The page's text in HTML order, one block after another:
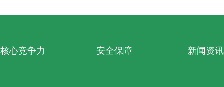
核心竞争力 安全保障 新闻资讯